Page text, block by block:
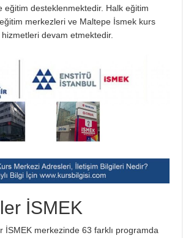
eğitim desteklenmektedir. Halk eğitim
merkezleri ve Maltepe İsmek kurs
devam etmektedir.
İSMEK
İSMEK merkezinde 63 farklı programda